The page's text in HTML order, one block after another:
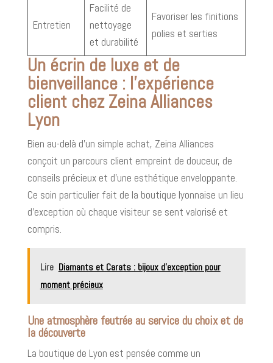
Entretien
Facilité de
nettoyage
et durabilité
Favoriser les finitions
polies et serties
Un écrin de luxe et de
bienveillance : l’expérience
client chez Zeina Alliances
Lyon
Bien au-delà d’un simple achat, Zeina Alliances
conçoit un parcours client empreint de douceur, de
conseils précieux et d’une esthétique enveloppante.
Ce soin particulier fait de la boutique lyonnaise un lieu
d’exception où chaque visiteur se sent valorisé et
compris.
Lire Diamants et Carats : bijoux d’exception pour
moment précieux
Une atmosphère feutrée au service du choix et de
la découverte
La boutique de Lyon est pensée comme un